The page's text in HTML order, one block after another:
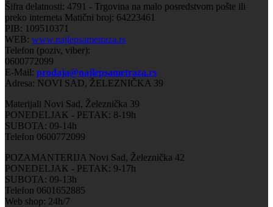
Šifra delatnosti: 4791 - Trgovina na malo posredstvom pošte ili
preko interneta Matični broj: 64223461
PIB: 109510371
WEB: www.najlepsametraza.rs
Telefon (poziv, viber):
0600772099
E-Mail: prodaja@najlepsametraza.rs
Adresa: NOVI SAD, ŽELEZNIČKA 39
Materijali Novi Sad, Železnička 39
PONEDELJAK - PETAK: 8-19h
SUBOTA: 09-14h
Telefon 0600772099
POZAMANTERIJA Novi Sad, Železnička 42
PONEDELJAK - PETAK: 9-17h
SUBOTA: 09-13h
Telefon 0601652885
Web shop: 24h/7